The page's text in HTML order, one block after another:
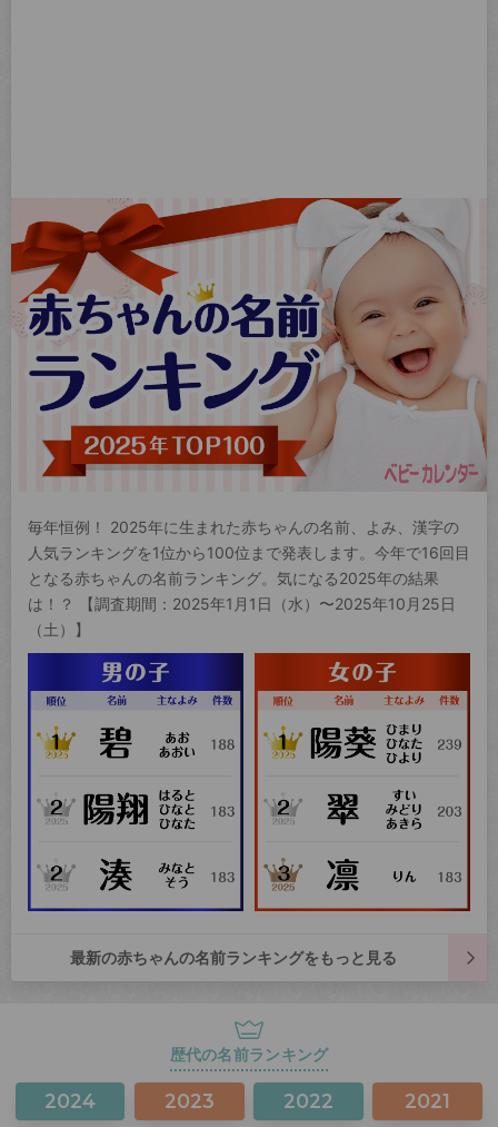
毎年恒例！ 2025年に生まれた赤ちゃんの名前、よみ、漢字の
人気ランキングを1位から100位まで発表します。今年で16回目
となる赤ちゃんの名前ランキング。気になる2025年の結果
は！？ 【調査期間：2025年1月1日（水）〜2025年10月25日
（土）】
最新の赤ちゃんの名前ランキングをもっと見る
歴代の名前ランキング
2024 2023 2022 2021